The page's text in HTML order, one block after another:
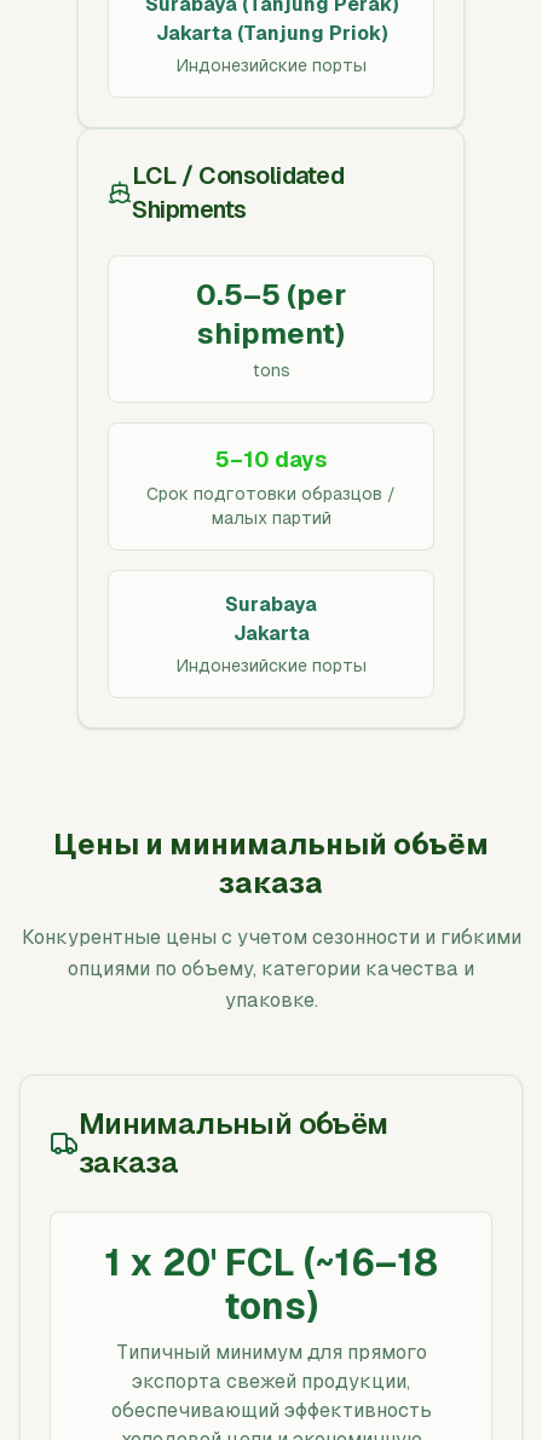
Jakarta (Tanjung Priok)
Индонезийские порты
LCL / Consolidated
Shipments
0.5–5 (per
shipment)
tons
5–10 days
Срок подготовки образцов /
малых партий
Surabaya
Jakarta
Индонезийские порты
Цены и минимальный объём
заказа
Конкурентные цены с учетом сезонности и гибкими
опциями по объему, категории качества и
упаковке.
Минимальный объём
заказа
1 x 20' FCL (~16–18
tons)
Типичный минимум для прямого
экспорта свежей продукции,
обеспечивающий эффективность